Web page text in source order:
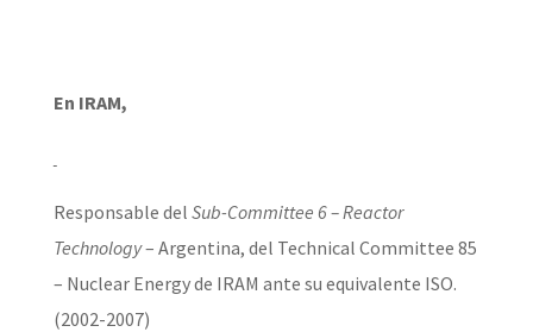
En IRAM,
Responsable del Sub-Committee 6 – Reactor
Technology– Argentina, del Technical Committee 85
– Nuclear Energy de IRAM ante su equivalente ISO.
(2002-2007)